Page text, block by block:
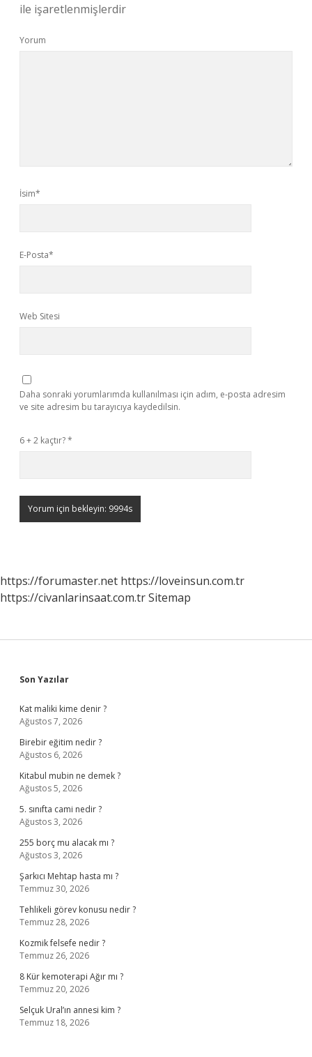
ile işaretlenmişlerdir
Yorum
İsim*
E-Posta*
Web Sitesi
Daha sonraki yorumlarımda kullanılması için adım, e-posta adresim
ve site adresim bu tarayıcıya kaydedilsin.
6 + 2 kaçtır?*
https://forumaster.net https://loveinsun.com.tr
https://civanlarinsaat.com.trSitemap
Sidebar
Son Yazılar
Kat maliki kime denir ?
Ağustos 7, 2026
Birebir eğitim nedir ?
Ağustos 6, 2026
Kitabul mubin ne demek ?
Ağustos 5, 2026
5. sınıfta cami nedir ?
Ağustos 3, 2026
255 borç mu alacak mı ?
Ağustos 3, 2026
Şarkıcı Mehtap hasta mı ?
Temmuz 30, 2026
Tehlikeli görev konusu nedir ?
Temmuz 28, 2026
Kozmik felsefe nedir ?
Temmuz 26, 2026
8 Kür kemoterapi Ağır mı ?
Temmuz 20, 2026
Selçuk Ural’ın annesi kim ?
Temmuz 18, 2026